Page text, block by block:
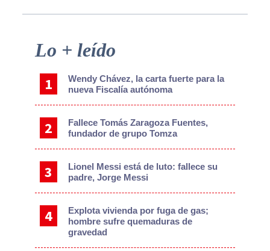
Primary
Lo + leído
Wendy Chávez, la carta fuerte para la
nueva Fiscalía autónoma
Fallece Tomás Zaragoza Fuentes,
fundador de grupo Tomza
Lionel Messi está de luto: fallece su
padre, Jorge Messi
Explota vivienda por fuga de gas;
hombre sufre quemaduras de
gravedad